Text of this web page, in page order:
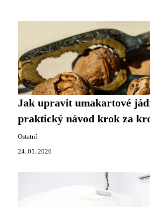
Jak upravit umakartové
praktický návod krok za
Ostatní
24. 05. 2026